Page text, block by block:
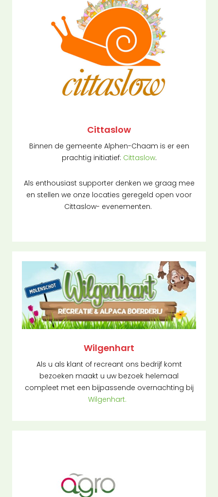
Cittaslow
Binnen de gemeente Alphen-Chaam is er een
prachtig initiatief: Cittaslow.
Als enthousiast supporter denken we graag mee
en stellen we onze locaties geregeld open voor
Cittaslow- evenementen.
Wilgenhart
Als u als klant of recreant ons bedrijf komt
bezoeken maakt u uw bezoek helemaal
compleet met een bijpassende overnachting bij
Wilgenhart.